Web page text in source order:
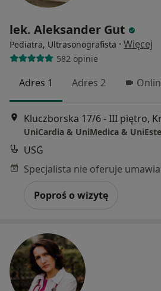
lek. Aleksander Gut
Pediatra, Ultrasonografista · Więcej
582 opinie
Adres 1 Adres 2
Kluczborska 17/6 - III piętro,
USG
Poproś o wizytę